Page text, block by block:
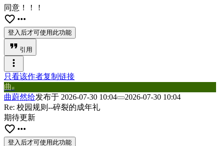
同意！！！
favorite_border more_horiz
登入后才可使用此功能
format_quote 引用
more_vert
只看该作者复制链接
曲 蔚
曲蔚然给发布于 2026-07-30 10:04
2026-07-30 10:04
Re: 校园规则--碎裂的成年礼
期待更新
favorite_border more_horiz
登入后才可使用此功能